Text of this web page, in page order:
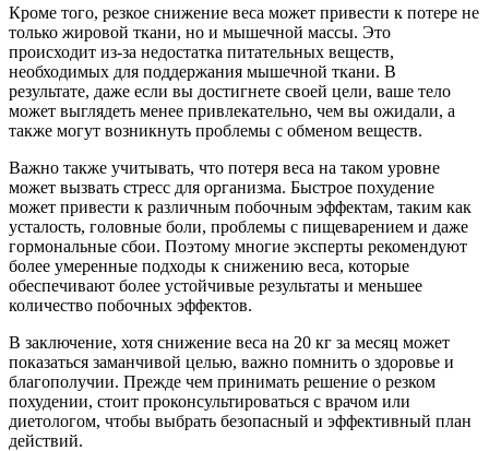
Кроме того, резкое снижение веса может привести к потере не
только жировой ткани, но и мышечной массы. Это
происходит из-за недостатка питательных веществ,
необходимых для поддержания мышечной ткани. В
результате, даже если вы достигнете своей цели, ваше тело
может выглядеть менее привлекательно, чем вы ожидали, а
также могут возникнуть проблемы с обменом веществ.
Важно также учитывать, что потеря веса на таком уровне
может вызвать стресс для организма. Быстрое похудение
может привести к различным побочным эффектам, таким как
усталость, головные боли, проблемы с пищеварением и даже
гормональные сбои. Поэтому многие эксперты рекомендуют
более умеренные подходы к снижению веса, которые
обеспечивают более устойчивые результаты и меньшее
количество побочных эффектов.
В заключение, хотя снижение веса на 20 кг за месяц может
показаться заманчивой целью, важно помнить о здоровье и
благополучии. Прежде чем принимать решение о резком
похудении, стоит проконсультироваться с врачом или
диетологом, чтобы выбрать безопасный и эффективный план
действий.